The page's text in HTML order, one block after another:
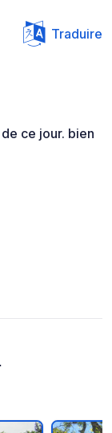
Traduire
ce jour. bien